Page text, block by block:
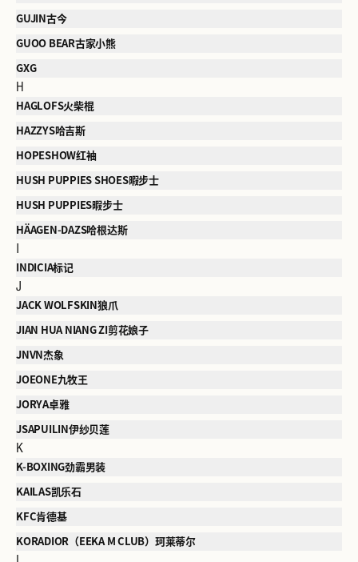
GUJIN古今
GUOO BEAR古家小熊
GXG
H
HAGLOFS火柴棍
HAZZYS哈吉斯
HOPESHOW红袖
HUSH PUPPIES SHOES暇步士
HUSH PUPPIES暇步士
HÄAGEN-DAZS哈根达斯
I
INDICIA标记
J
JACK WOLFSKIN狼爪
JIAN HUA NIANG ZI剪花娘子
JNVN杰象
JOEONE九牧王
JORYA卓雅
JSAPUILIN伊纱贝莲
K
K-BOXING劲霸男装
KAILAS凯乐石
KFC肯德基
KORADIOR（EEKA M CLUB）珂莱蒂尔